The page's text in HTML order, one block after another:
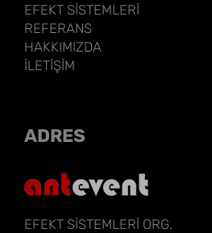
EFEKT SİSTEMLERİ
REFERANS
HAKKIMIZDA
İLETİŞİM
ADRES
EFEKT SİSTEMLERİ ORG.